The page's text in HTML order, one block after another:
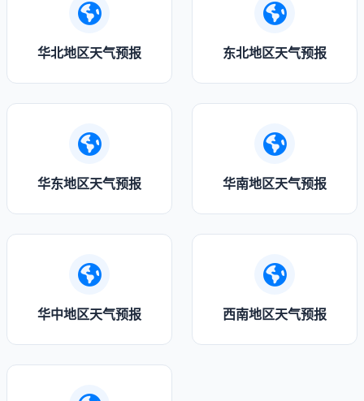
华北地区天气预报 东北地区天气预报
华东地区天气预报 华南地区天气预报
华中地区天气预报 西南地区天气预报